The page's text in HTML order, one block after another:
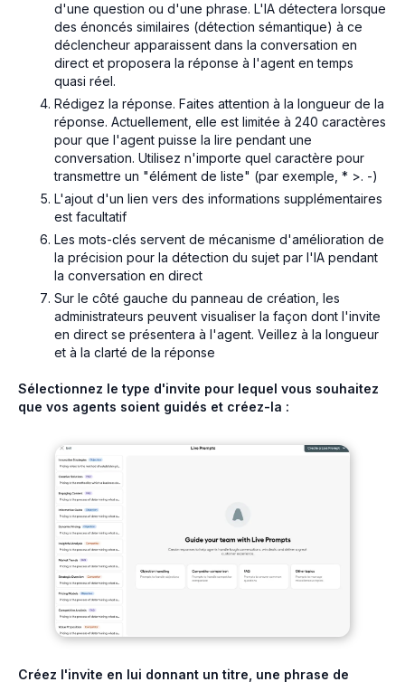
d'une question ou d'une phrase. L'IA détectera lorsque
des énoncés similaires (détection sémantique) à ce
déclencheur apparaissent dans la conversation en
direct et proposera la réponse à l'agent en temps
quasi réel.
Rédigez la réponse. Faites attention à la longueur de la
réponse. Actuellement, elle est limitée à 240 caractères
pour que l'agent puisse la lire pendant une
conversation. Utilisez n'importe quel caractère pour
transmettre un "élément de liste" (par exemple, * >. -)
L'ajout d'un lien vers des informations supplémentaires
est facultatif
Les mots-clés servent de mécanisme d'amélioration de
la précision pour la détection du sujet par l'IA pendant
la conversation en direct
Sur le côté gauche du panneau de création, les
administrateurs peuvent visualiser la façon dont l'invite
en direct se présentera à l'agent. Veillez à la longueur
et à la clarté de la réponse
Sélectionnez le type d'invite pour lequel vous souhaitez
que vos agents soient guidés et créez-la :
Créez l'invite en lui donnant un titre, une phrase de